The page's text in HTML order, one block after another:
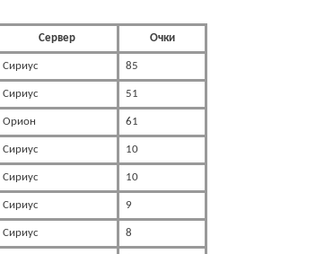
Сервер Очки
Сириус 85
Сириус 51
Орион 61
Сириус 10
Сириус 10
Сириус 9
Сириус 8